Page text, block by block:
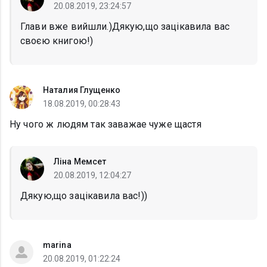
20.08.2019, 23:24:57
Глави вже вийшли.)Дякую,що зацікавила вас
своєю книгою!)
Наталия Глущенко
18.08.2019, 00:28:43
Ну чого ж людям так заважае чуже щастя
Ліна Мемсет
20.08.2019, 12:04:27
Дякую,що зацікавила вас!))
marina
20.08.2019, 01:22:24